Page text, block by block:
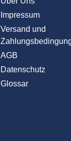
Impressum
Versand und
AGB
Datenschutz
Glossar